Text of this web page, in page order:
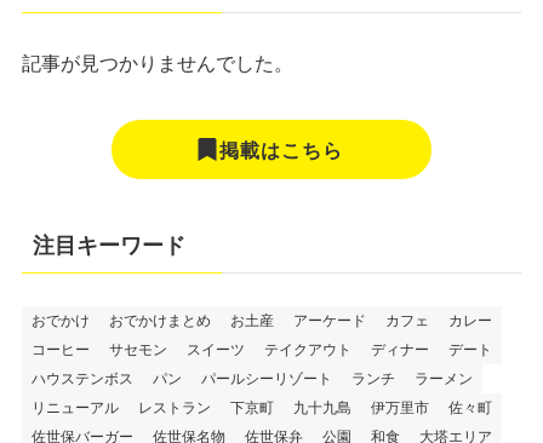
記事が見つかりませんでした。
掲載はこちら
注目キーワード
おでかけ おでかけまとめ お土産 アーケード カフェ
カレー
コーヒー
サセモン スイーツ テイクアウト ディナー
デート
ハウステンボス
パン パールシーリゾート ランチ
ラーメン
リニューアル
レストラン 下京町 九十九島 伊万里市
佐々町
佐世保バーガー
佐世保名物 佐世保弁 公園 和食 大塔エリア